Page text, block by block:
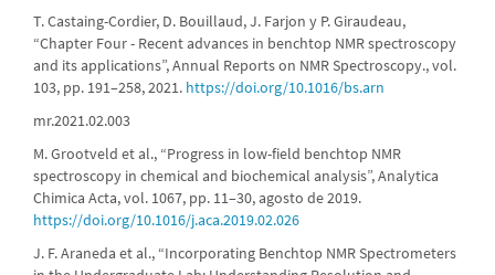
T. Castaing-Cordier, D. Bouillaud, J. Farjon y P. Giraudeau,
“Chapter Four - Recent advances in benchtop NMR spectroscopy
and its applications”, Annual Reports on NMR Spectroscopy., vol.
103, pp. 191–258, 2021. https://doi.org/10.1016/bs.arn
mr.2021.02.003
M. Grootveld et al., “Progress in low-field benchtop NMR
spectroscopy in chemical and biochemical analysis”, Analytica
Chimica Acta, vol. 1067, pp. 11–30, agosto de 2019.
https://doi.org/10.1016/j.aca.2019.02.026
J. F. Araneda et al., “Incorporating Benchtop NMR Spectrometers